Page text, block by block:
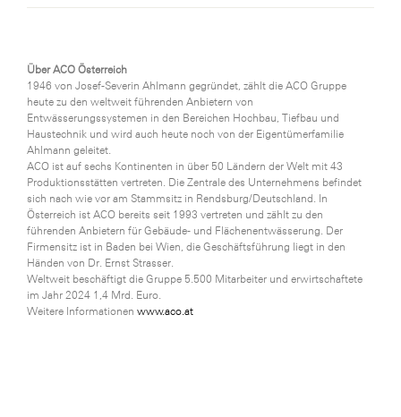
Über ACO Österreich
1946 von Josef-Severin Ahlmann gegründet, zählt die ACO Gruppe
heute zu den weltweit führenden Anbietern von
Entwässerungssystemen in den Bereichen Hochbau, Tiefbau und
Haustechnik und wird auch heute noch von der Eigentümerfamilie
Ahlmann geleitet.
ACO ist auf sechs Kontinenten in über 50 Ländern der Welt mit 43
Produktionsstätten vertreten. Die Zentrale des Unternehmens befindet
sich nach wie vor am Stammsitz in Rendsburg/Deutschland. In
Österreich ist ACO bereits seit 1993 vertreten und zählt zu den
führenden Anbietern für Gebäude- und Flächenentwässerung. Der
Firmensitz ist in Baden bei Wien, die Geschäftsführung liegt in den
Händen von Dr. Ernst Strasser.
Weltweit beschäftigt die Gruppe 5.500 Mitarbeiter und erwirtschaftete
im Jahr 2024 1,4 Mrd. Euro.
Weitere Informationen www.aco.at